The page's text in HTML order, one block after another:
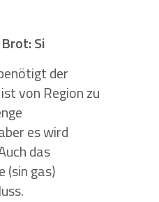
Si
der
von Region zu
es wird
das
(sin gas)